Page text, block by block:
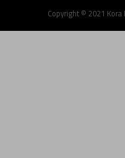
Copyright © 2021